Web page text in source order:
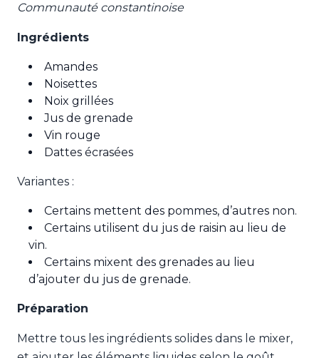
Communauté constantinoise
Ingrédients
Amandes
Noisettes
Noix grillées
Jus de grenade
Vin rouge
Dattes écrasées
Variantes :
Certains mettent des pommes, d’autres non.
Certains utilisent du jus de raisin au lieu de
vin.
Certains mixent des grenades au lieu
d’ajouter du jus de grenade.
Préparation
Mettre tous les ingrédients solides dans le mixer,